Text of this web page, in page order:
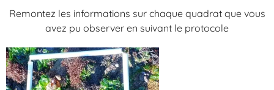
Remontez les informations sur chaque quadrat que vous
avez pu observer en suivant le protocole